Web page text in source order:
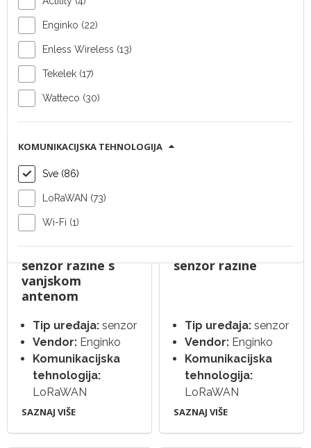
Enginko (22)
Enless Wireless (13)
Tekelek (17)
Watteco (30)
KOMUNIKACIJSKA TEHNOLOGIJA
Sve (86)
LoRaWAN (73)
Wi-Fi (1)
Tip uređaja:
Vendor:Enginko
Komunikacijska
tehnologija:
LoRaWAN
SAZNAJ VIŠE
Enginko
višenamjenski
senzor razine s
vanjskom
antenom
Tip uređaja: senzor
Vendor: Enginko
Komunikacijska
tehnologija:
LoRaWAN
SAZNAJ VIŠE
višenamjenski
senzor razine
Tip uređaja: senzor
Vendor: Enginko
Komunikacijska
tehnologija:
LoRaWAN
SAZNAJ VIŠE